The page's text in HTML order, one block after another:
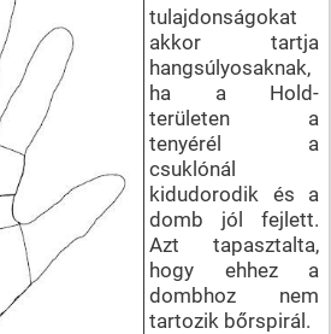
tulajdonságokat
akkor tartja
hangsúlyosaknak,
ha a Hold-
területen a
tenyérél a
csuklónál
kidudorodik és a
domb jól fejlett.
Azt tapasztalta,
hogy ehhez a
dombhoz nem
tartozik bőrspirál.